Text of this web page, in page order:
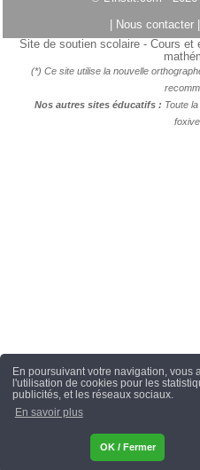
En poursuivant votre navigation, vous
l'utilisation de cookies pour les
publicités, et les réseaux sociaux.
En savoir plus
OK / Fermer
Nous contacter
Site de soutien scolaire - Cours
(*) Ce site utilise la nouvelle
Nos autres sites éducatifs : Toute